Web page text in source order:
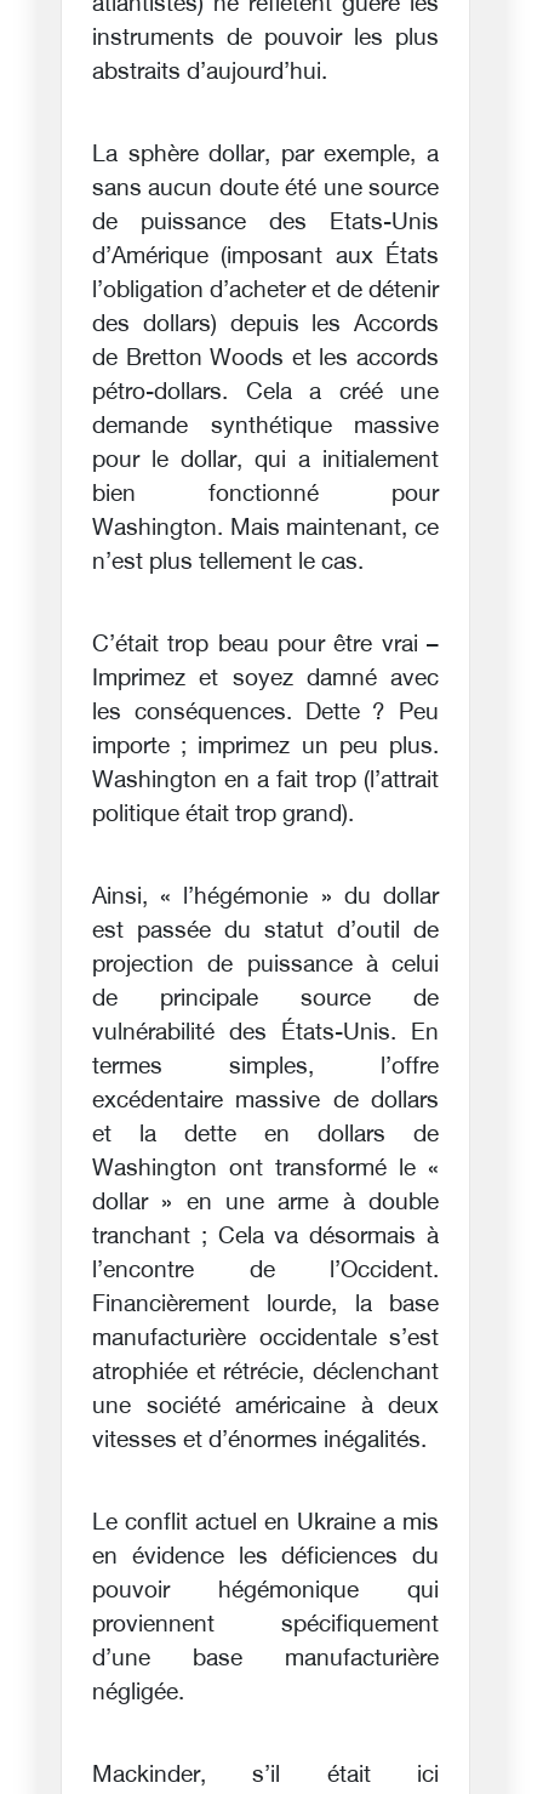
instruments de pouvoir les plus
abstraits d’aujourd’hui.
La sphère dollar, par exemple, a
sans aucun doute été une source
de puissance des Etats-Unis
d’Amérique (imposant aux États
l’obligation d’acheter et de détenir
des dollars) depuis les Accords
de Bretton Woods et les accords
pétro-dollars. Cela a créé une
demande synthétique massive
pour le dollar, qui a initialement
bien fonctionné pour
Washington. Mais maintenant, ce
n’est plus tellement le cas.
C’était trop beau pour être vrai –
Imprimez et soyez damné avec
les conséquences. Dette ? Peu
importe ; imprimez un peu plus.
Washington en a fait trop (l’attrait
politique était trop grand).
Ainsi, « l’hégémonie » du dollar
est passée du statut d’outil de
projection de puissance à celui
de principale source de
vulnérabilité des États-Unis. En
termes simples, l’offre
excédentaire massive de dollars
et la dette en dollars de
Washington ont transformé le «
dollar » en une arme à double
tranchant ; Cela va désormais à
l’encontre de l’Occident.
Financièrement lourde, la base
manufacturière occidentale s’est
atrophiée et rétrécie, déclenchant
une société américaine à deux
vitesses et d’énormes inégalités.
Le conflit actuel en Ukraine a mis
en évidence les déficiences du
pouvoir hégémonique qui
proviennent spécifiquement
d’une base manufacturière
négligée.
Mackinder, s’il était ici